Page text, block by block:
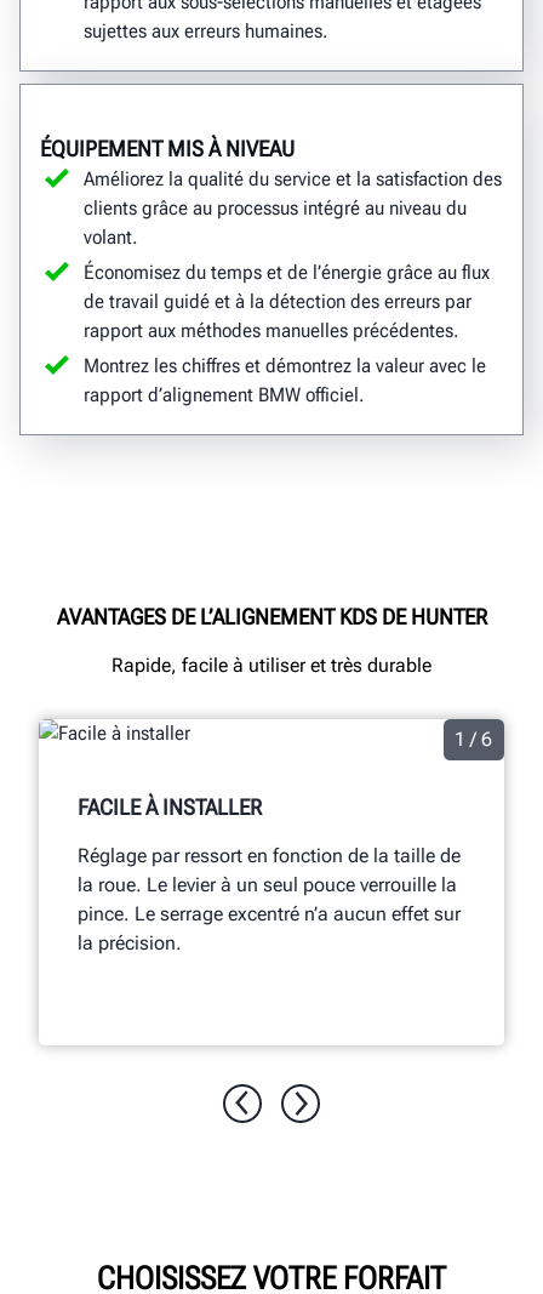
sujettes aux erreurs humaines.
ÉQUIPEMENT MIS À NIVEAU
Améliorez la qualité du service et la satisfaction des
clients grâce au processus intégré au niveau du
volant.
Économisez du temps et de l’énergie grâce au flux
de travail guidé et à la détection des erreurs par
rapport aux méthodes manuelles précédentes.
Montrez les chiffres et démontrez la valeur avec le
rapport d’alignement BMW officiel.
AVANTAGES DE L’ALIGNEMENT KDS DE HUNTER
Rapide, facile à utiliser et très durable
1 / 6
FACILE À INSTALLER
Réglage par ressort en fonction de la taille de
la roue. Le levier à un seul pouce verrouille la
pince. Le serrage excentré n’a aucun effet sur
la précision.
CHOISISSEZ VOTRE FORFAIT